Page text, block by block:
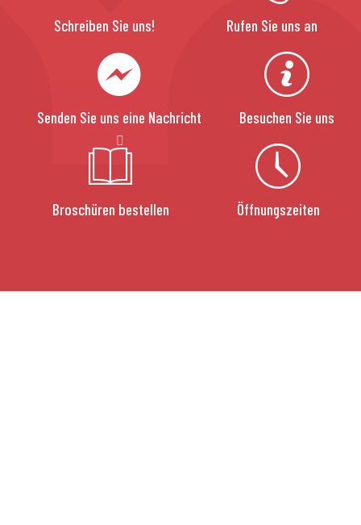
Schreiben Sie uns! Rufen Sie uns an
Senden Sie uns eine Nachricht Besuchen Sie uns
Broschüren bestellen Öffnungszeiten